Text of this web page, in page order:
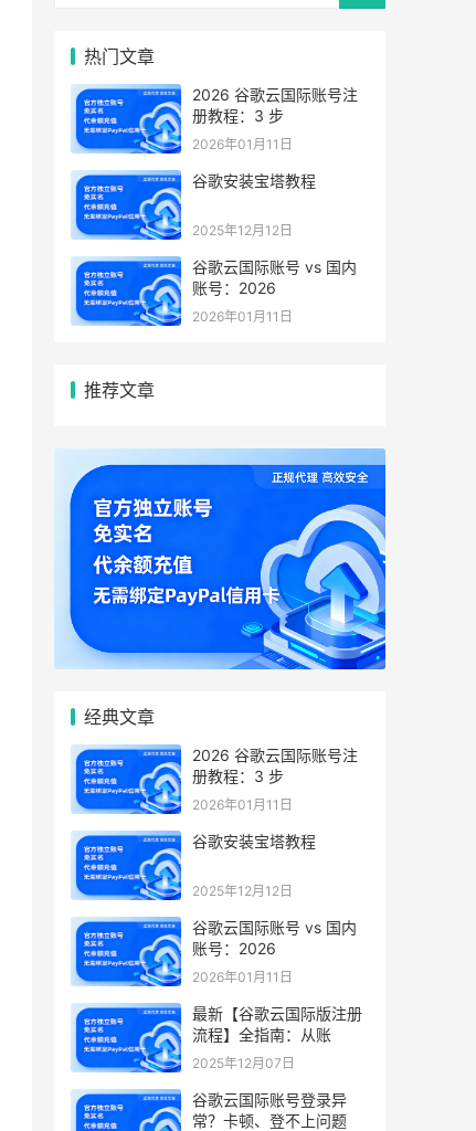
热门文章
2026 谷歌云国际账号注
册教程：3 步
2026年01月11日
谷歌安装宝塔教程
2025年12月12日
谷歌云国际账号 vs 国内
账号：2026
2026年01月11日
推荐文章
经典文章
2026 谷歌云国际账号注
册教程：3 步
2026年01月11日
谷歌安装宝塔教程
2025年12月12日
谷歌云国际账号 vs 国内
账号：2026
2026年01月11日
最新【谷歌云国际版注册
流程】全指南：从账
2025年12月07日
谷歌云国际账号登录异
常？卡顿、登不上问题